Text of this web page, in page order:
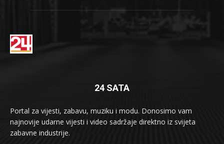
24 SATA
Portal za vijesti, zabavu, muziku i modu. Donosimo vam
najnovije udarne vijesti i video sadržaje direktno iz svijeta
zabavne industrije.